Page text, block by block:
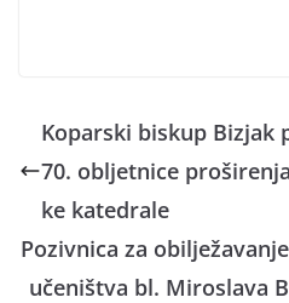
Koparski biskup Bizjak
70. obljetnice
ke katedrale
Pozivnica za
učeništva bl. Miroslava